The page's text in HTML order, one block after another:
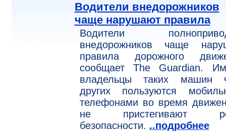
Водители внедорожников
чаще нарушают правила
Водители
внедорожников чаще
правила дорожного
сообщает The Guardian.
владельцы таких машин
других пользуются
телефонами во время
не пристегивают
безопасности. ..подробнее